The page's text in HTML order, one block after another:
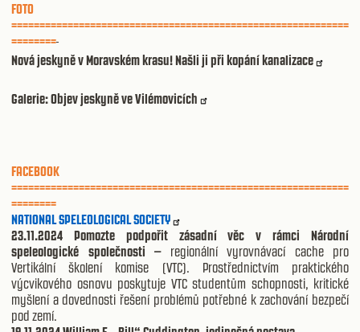
FOTO
============================================================
========
Nová jeskyně v Moravském krasu! Našli ji při kopání kanalizace
Galerie: Objev jeskyně ve Vilémovicích
FACEBOOK
============================================================
========
NATIONAL SPELEOLOGICAL SOCIETY
23.11.2024 Pomozte podpořit zásadní věc v rámci Národní
speleologické společnosti – regionální vyrovnávací cache pro
Vertikální školení komise (VTC). Prostřednictvím praktického
výcvikového osnovu poskytuje VTC studentům schopnosti, kritické
myšlení a dovednosti řešení problémů potřebné k zachování bezpečí
pod zemí.